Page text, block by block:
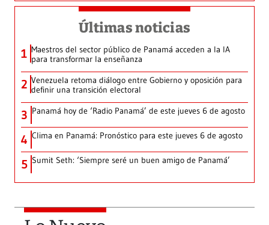
Últimas noticias
1 Maestros del sector público de Panamá acceden a la IA
para transformar la enseñanza
2 Venezuela retoma diálogo entre Gobierno y oposición para
definir una transición electoral
3 Panamá hoy de ‘Radio Panamá’ de este jueves 6 de agosto
4 Clima en Panamá: Pronóstico para este jueves 6 de agosto
5 Sumit Seth: ‘Siempre seré un buen amigo de Panamá’